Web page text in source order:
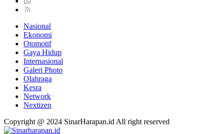
Nasional
Ekonomi
Otomotif
Gaya Hidup
Internasional
Galeri Photo
Olahraga
Kesra
Network
Nextizen
Copyright @ 2024 SinarHarapan.id All right reserved